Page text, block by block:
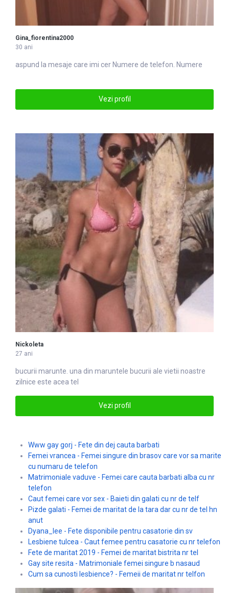
Gina_fiorentina2000
30 ani
aspund la mesaje care imi cer Numere de telefon. Numere
Vezi profil
Nickoleta
27 ani
bucurii marunte. una din maruntel e bucurii ale vietii noastre
zilnice este acea tel
Vezi profil
Www gay gorj - Fete din dej cauta barbati
Femei vrancea - Femei singure din brasov care vor sa marite
cu numaru de telefon
Matrimoniale vaduve - Femei care cauta barbati alba cu nr
telefon
Caut femei care vor sex - Baieti din galati cu nr de telf
Pizde galati - Femei de maritat de la tara dar cu nr de tel hn
anut
Dyana_lee - Fete disponibile pentru casatorie din sv
Lesbiene tulcea - Caut femee pentru casatorie cu nr telefon
Fete de maritat 2019 - Femei de maritat bistrita nr tel
Gay site resita - Matrimoniale femei singure b nasaud
Cum sa cunosti lesbience? - Femeii de maritat nr telfon